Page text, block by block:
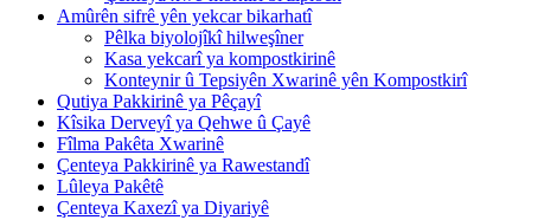
Amûrên sifrê yên yekcar bikarhatî
Pêlka biyolojîkî hilweşîner
Kasa yekcarî ya kompostkirinê
Konteynir û Tepsiyên Xwarinê yên Kompostkirî
Qutiya Pakkirinê ya Pêçayî
Kîsika Derveyî ya Qehwe û Çayê
Fîlma Pakêta Xwarinê
Çenteya Pakkirinê ya Rawestandî
Lûleya Pakêtê
Çenteya Kaxezî ya Diyariyê